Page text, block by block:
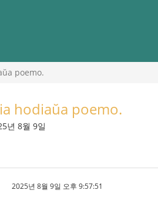
poemo.
hodiaŭa poemo.
년 8월 9일
2025년 8월 9일 오후 9:57:51